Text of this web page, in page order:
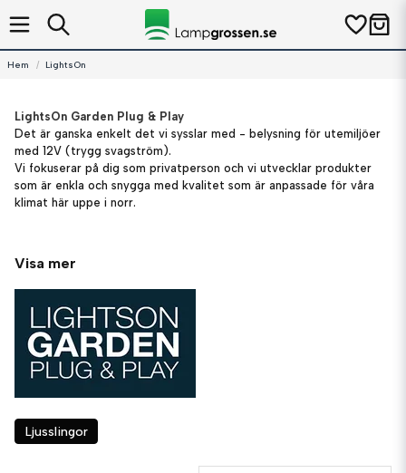
Hem LightsOn
LightsOn Garden Plug & Play
Det är ganska enkelt det vi sysslar med - belysning för utemiljöer
med 12V (trygg svagström).
Vi fokuserar på dig som privatperson och vi utvecklar produkter
som är enkla och snygga med kvalitet som är anpassade för våra
klimat här uppe i norr.
LightsOn Garden Plug & Play
Du kan enkelt och snabbt installera och få en vackert upplyst
trädgård.
Här finner du ett fullständigt utbud av lampor för utemiljöer.
Ni finner dessutom många utbyggnadsmöjligheter som enkelt
kopplas samman med grenkopplingar och kablar i olika längder.
Det ska vara ett nöje att installera och ett nöje att njuta av
Visa mer
Ljusslingor